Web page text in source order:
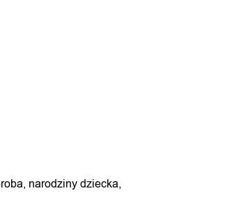
narodziny dziecka,